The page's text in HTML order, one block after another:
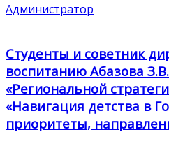
Администратор
Студенты и советник
воспитанию Абазова
«Региональной
«Навигация детства в
приоритеты,